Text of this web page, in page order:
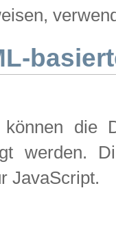
können die
werden.
JavaScript.